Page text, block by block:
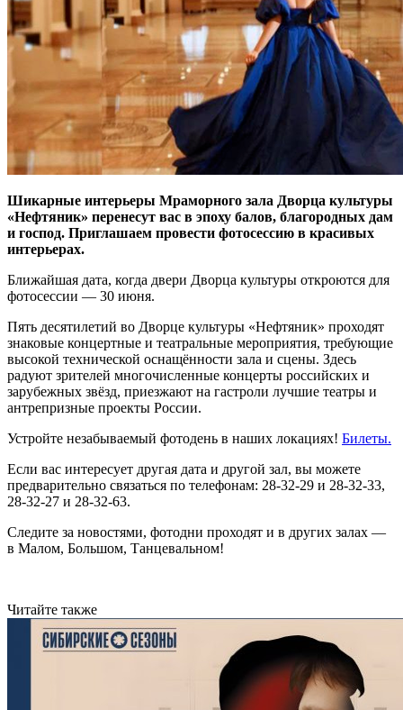
Шикарные интерьеры Мраморного зала Дворца культуры
«Нефтяник» перенесут вас в эпоху балов, благородных дам
и господ. Приглашаем провести фотосессию в красивых
интерьерах.
Ближайшая дата, когда двери Дворца культуры откроются для
фотосессии — 30 июня.
Пять десятилетий во Дворце культуры «Нефтяник» проходят
знаковые концертные и театральные мероприятия, требующие
высокой технической оснащённости зала и сцены. Здесь
радуют зрителей многочисленные концерты российских и
зарубежных звёзд, приезжают на гастроли лучшие театры и
антрепризные проекты России.
Устройте незабываемый фотодень в наших локациях! Билеты.
Если вас интересует другая дата и другой зал, вы можете
предварительно связаться по телефонам: 28-32-29 и 28-32-33,
28-32-27 и 28-32-63.
Следите за новостями, фотодни проходят и в других залах —
в Малом, Большом, Танцевальном!
Читайте также